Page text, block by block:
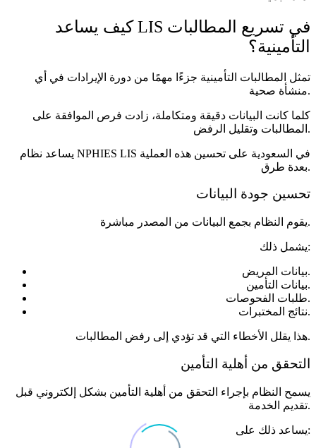
كيف يساعد LIS في تسريع المطالبات
التأمينية؟
تمثل المطالبات التأمينية جزءًا مهمًا من دورة الإيرادات في أي
منشأة صحية.
كلما كانت البيانات دقيقة ومتكاملة، زادت فرص الموافقة على
المطالبات وتقليل الرفض.
يساعد نظام NPHIES LIS في السعودية على تحسين هذه العملية
بعدة طرق.
تحسين جودة البيانات
يقوم النظام بجمع البيانات من المصدر مباشرة.
يشمل ذلك:
بيانات المريض.
بيانات التأمين.
طلبات الفحوصات.
نتائج المختبرات.
هذا يقلل الأخطاء التي قد تؤدي إلى رفض المطالبات.
التحقق من أهلية التأمين
يسمح النظام بإجراء التحقق من أهلية التأمين بشكل إلكتروني قبل
تقديم الخدمة.
يساعد ذلك على: